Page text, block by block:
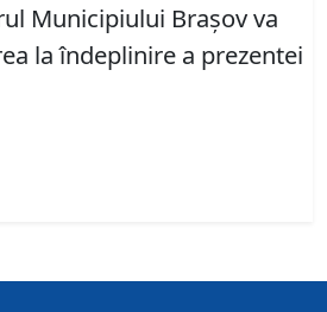
Municipiului Braşov va
la îndeplinire a prezentei